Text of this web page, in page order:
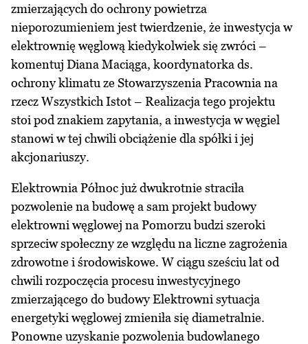
zmierzających do ochrony powietrza
nieporozumieniem jest twierdzenie, że inwestycja w
elektrownię węglową kiedykolwiek się zwróci –
komentuj Diana Maciąga, koordynatorka ds.
ochrony klimatu ze Stowarzyszenia Pracownia na
rzecz Wszystkich Istot – Realizacja tego projektu
stoi pod znakiem zapytania, a inwestycja w węgiel
stanowi w tej chwili obciążenie dla spółki i jej
akcjonariuszy.
Elektrownia Północ już dwukrotnie straciła
pozwolenie na budowę a sam projekt budowy
elektrowni węglowej na Pomorzu budzi szeroki
sprzeciw społeczny ze względu na liczne zagrożenia
zdrowotne i środowiskowe. W ciągu sześciu lat od
chwili rozpoczęcia procesu inwestycyjnego
zmierzającego do budowy Elektrowni sytuacja
energetyki węglowej zmieniła się diametralnie.
Ponowne uzyskanie pozwolenia budowlanego